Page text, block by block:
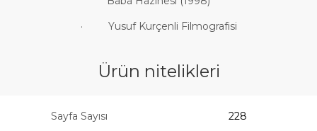
· Yusuf Kurçenli Filmografisi
Ürün nitelikleri
Sayfa Sayısı 228